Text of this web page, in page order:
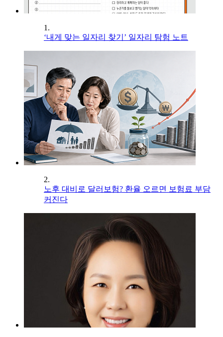
1.
‘내게 맞는 일자리 찾기’ 일자리 탐험 노트
2.
노후 대비로 달러보험? 환율 오르면 보험료 부담
커진다